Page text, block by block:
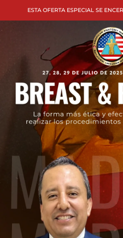
ESTA OFERTA ESPECIAL SE